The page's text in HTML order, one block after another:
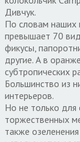
Дивчук.
По словам наших
превышает 70
фикусы,
другие. А в
субтропических
Большинство из
интерьеров.
Но не только для
торжественных
также